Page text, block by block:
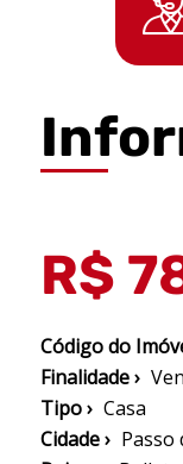
R$
Código do
Finalidade ›
Tipo › Casa
Cidade › Passo